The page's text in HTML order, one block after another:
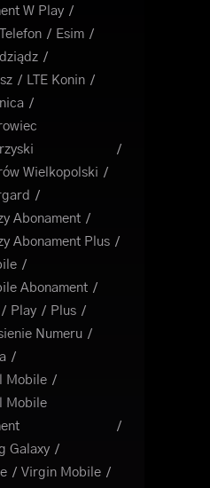
W Play
Esim
LTE Konin
Wielkopolski
Abonament
Abonament Plus
Abonament
Play
Plus
Numeru
Mobile
Mobile
Galaxy
Virgin Mobile